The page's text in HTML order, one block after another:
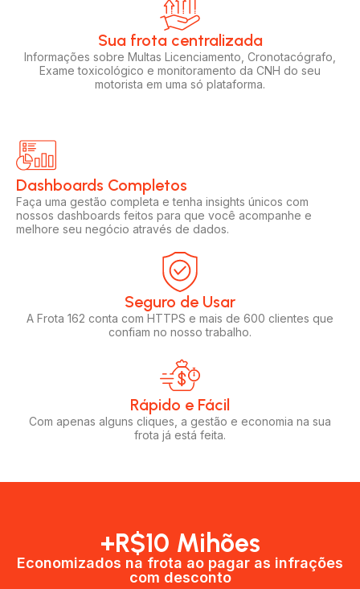
Sua frota centralizada​
Informações sobre Multas Licenciamento, Cronotacógrafo,
Exame toxicológico e monitoramento da CNH do seu
motorista em uma só plataforma.
Dashboards Completos​​
Faça uma gestão completa e tenha insights únicos com
nossos dashboards feitos para que você acompanhe e
melhore seu negócio através de dados.
Seguro de Usar​
A Frota 162 conta com HTTPS e mais de 600 clientes que
confiam no nosso trabalho.
Rápido e Fácil​
Com apenas alguns cliques, a gestão e economia na sua
frota já está feita.
+R$10 Mihões
Economizados na frota ao pagar as infrações
com desconto